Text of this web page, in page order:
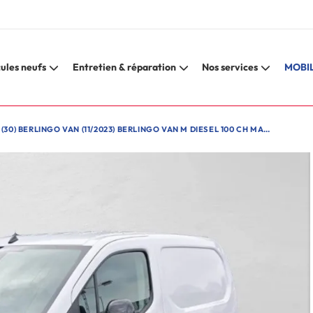
neufs Entretien & réparation Nos services
BERLINGO VAN (11/2023) BERLINGO VAN M DIESEL 100 CH MANUELLE